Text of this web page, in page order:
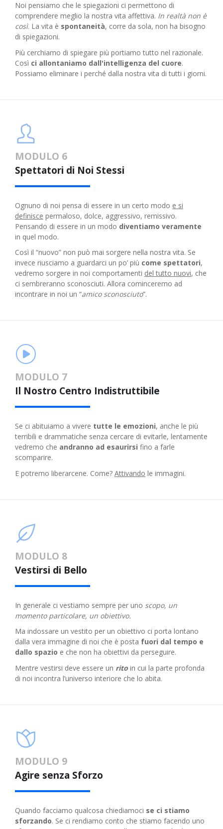
Noi pensiamo che le spiegazioni ci permettono di
comprendere meglio la nostra vita affettiva. In realtà non è
così. La vita è spontaneità, corre da sola, non ha bisogno
di spiegazioni.
Più cerchiamo di spiegare più portiamo tutto nel razionale.
Così ci allontaniamo dall'intelligenza del cuore.
Possiamo eliminare i perché dalla nostra vita di tutti i giorni.
MODULO 6
Spettatori di Noi Stessi
Ognuno di noi pensa di essere in un certo modo e si
definisce permaloso, dolce, aggressivo, remissivo.
Pensando di essere in un modo diventiamo veramente
in quel modo.
Così il “nuovo” non può mai sorgere nella nostra vita. Se
invece riusciamo a guardarci un po’ più come spettatori,
vedremo sorgere in noi comportamenti del tutto nuovi, che
ci sembreranno sconosciuti. Allora cominceremo ad
incontrare in noi un “amico sconosciuto”.
MODULO 7
Il Nostro Centro Indistruttibile
Se ci abituiamo a vivere tutte le emozioni, anche le più
terribili e drammatiche senza cercare di evitarle, lentamente
vedremo che andranno ad esaurirsi fino a farle
scomparire.
E potremo liberarcene. Come? Attivando le immagini.
MODULO 8
Vestirsi di Bello
In generale ci vestiamo sempre per uno scopo, un
momento particolare, un obiettivo.
Ma indossare un vestito per un obiettivo ci porta lontano
dalla vera immagine di noi che è posta fuori dal tempo e
dallo spazio e che non ha obiettivi da perseguire.
Mentre vestirsi deve essere un rito in cui la parte profonda
di noi incontra l’universo interiore che lo abita.
MODULO 9
Agire senza Sforzo
Quando facciamo qualcosa chiediamoci se ci stiamo
sforzando. Se ci rendiamo conto che stiamo facendo uno